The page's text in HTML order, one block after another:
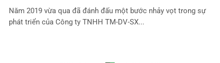
Năm 2019 vừa qua đã đánh đấu một bước nhảy vọt trong sự
phát triển của Công ty TNHH TM-DV-SX...